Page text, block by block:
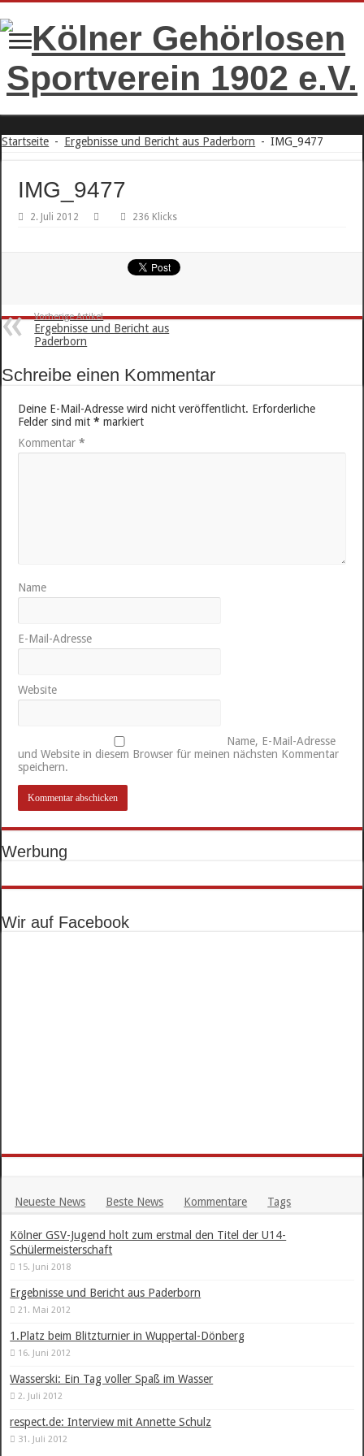
Startseite - Ergebnisse und Bericht aus Paderborn - IMG_9477
IMG_9477
2. Juli 2012 236 Klicks
Vorherige Artikel
Ergebnisse und Bericht aus
Paderborn
Schreibe einen Kommentar
Deine E-Mail-Adresse wird nicht veröffentlicht. Erforderliche
Felder sind mit* markiert
Kommentar*
Name
E-Mail-Adresse
Website
Name, E-Mail-Adresse
und Website in diesem Browser für meinen nächsten Kommentar
speichern.
Werbung
Wir auf Facebook
Neueste News Beste News Kommentare Tags
Kölner GSV-Jugend holt zum erstmal den Titel der U14-
Schülermeisterschaft
15. Juni 2018
Ergebnisse und Bericht aus Paderborn
21. Mai 2012
1.Platz beim Blitzturnier in Wuppertal-Dönberg
16. Juni 2012
Wasserski: Ein Tag voller Spaß im Wasser
2. Juli 2012
respect.de: Interview mit Annette Schulz
31. Juli 2012